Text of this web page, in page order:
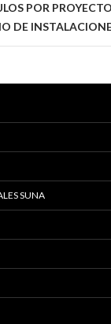
POR
DE
SUNA